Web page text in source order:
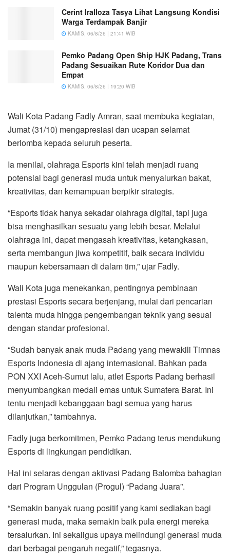
Cerint Iralloza Tasya Lihat Langsung Kondisi
Warga Terdampak Banjir
KAMIS, 06/8/26 | 21:41 WIB
Pemko Padang Open Ship HJK Padang, Trans
Padang Sesuaikan Rute Koridor Dua dan
Empat
KAMIS, 06/8/26 | 19:20 WIB
Wali Kota Padang Fadly Amran, saat membuka kegiatan,
Jumat (31/10) mengapresiasi dan ucapan selamat
berlomba kepada seluruh peserta.
Ia menilai, olahraga Esports kini telah menjadi ruang
potensial bagi generasi muda untuk menyalurkan bakat,
kreativitas, dan kemampuan berpikir strategis.
“Esports tidak hanya sekadar olahraga digital, tapi juga
bisa menghasilkan sesuatu yang lebih besar. Melalui
olahraga ini, dapat mengasah kreativitas, ketangkasan,
serta membangun jiwa kompetitif, baik secara individu
maupun kebersamaan di dalam tim,” ujar Fadly.
Wali Kota juga menekankan, pentingnya pembinaan
prestasi Esports secara berjenjang, mulai dari pencarian
talenta muda hingga pengembangan teknik yang sesuai
dengan standar profesional.
“Sudah banyak anak muda Padang yang mewakili Timnas
Esports Indonesia di ajang internasional. Bahkan pada
PON XXI Aceh-Sumut lalu, atlet Esports Padang berhasil
menyumbangkan medali emas untuk Sumatera Barat. Ini
tentu menjadi kebanggaan bagi semua yang harus
dilanjutkan,” tambahnya.
Fadly juga berkomitmen, Pemko Padang terus mendukung
Esports di lingkungan pendidikan.
Hal ini selaras dengan aktivasi Padang Balomba bahagian
dari Program Unggulan (Progul) “Padang Juara”.
“Semakin banyak ruang positif yang kami sediakan bagi
generasi muda, maka semakin baik pula energi mereka
tersalurkan. Ini sekaligus upaya melindungi generasi muda
dari berbagai pengaruh negatif,” tegasnya.